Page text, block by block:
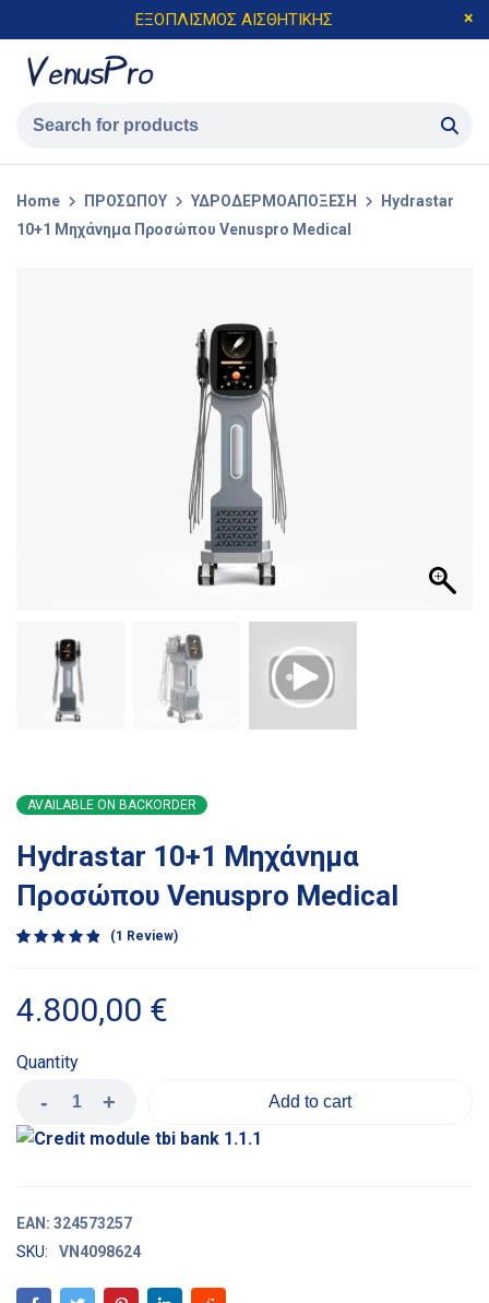
ΕΞΟΠΛΙΣΜΟΣ ΑΙΣΘΗΤΙΚΗΣ
Home ΠΡΟΣΩΠΟΥ ΥΔΡΟΔΕΡΜΟΑΠΟΞΕΣΗ
Hydrastar
10+1 Μηχάνημα Προσώπου Venuspro Medical
AVAILABLE ON BACKORDER
Hydrastar 10+1 Μηχάνημα
Προσώπου Venuspro Medical
of 5
based on
rating
1 Review
4.800,00 €
Quantity
Add to cart
EAN: 324573257
SKU:
VN4098624